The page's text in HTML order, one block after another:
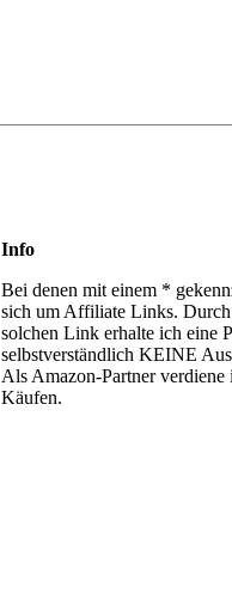
Info
Bei denen mit einem *
sich um Affiliate Links.
solchen Link erhalte ich eine
selbstverständlich KEINE
Als Amazon-Partner
Käufen.